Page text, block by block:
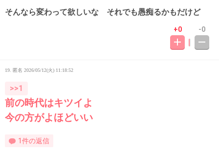
そんなら変わって欲しいな それでも愚痴るかもだけど
+0 -0
19. 匿名 2026/05/12(火) 11:18:52
>>1
前の時代はキツイよ
今の方がよほどいい
1件の返信